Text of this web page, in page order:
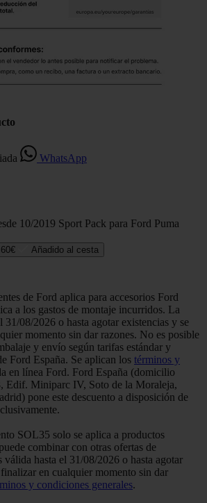
WhatsApp
10/2019 Sport Pack para Ford Puma
Añadido al cesta
de Ford aplica para accesorios Ford
a los gastos de montaje incurridos. La
31/08/2026 o hasta agotar existencias y se
momento sin dar razones. No es posible
y envío según tarifas estándar y
Ford España. Se aplican los términos y
en línea Ford. Ford España (domicilio
Edif. Miniparc IV, Soto de la Moraleja,
pone este descuento a disposición de
SOL35 solo se aplica a productos
combinar con otras ofertas de
válida hasta el 31/08/2026 o hasta agotar
en cualquier momento sin dar
y condiciones generales.